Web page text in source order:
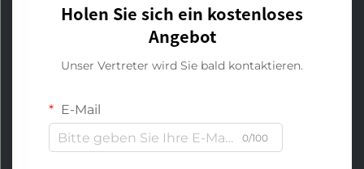
Holen Sie sich ein kostenloses
Angebot
Unser Vertreter wird Sie bald kontaktieren.
E-Mail
0/100